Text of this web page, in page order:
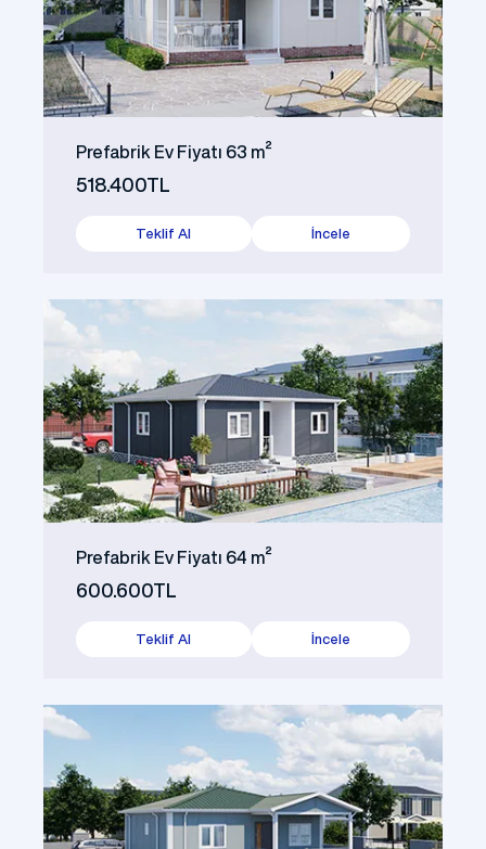
Prefabrik Ev Fiyatı 63 m²
518.400TL
Teklif Al İncele
Prefabrik Ev Fiyatı 64 m²
600.600TL
Teklif Al İncele